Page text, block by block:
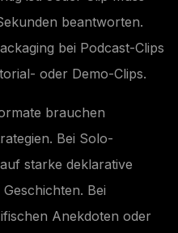
beantworten.
bei Podcast-Clips
oder Demo-Clips.
brauchen
Bei Solo-
starke deklarative
Bei
Anekdoten oder